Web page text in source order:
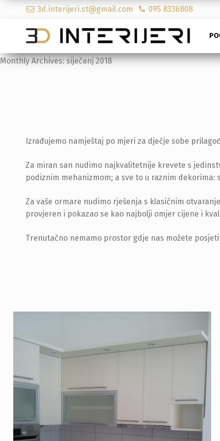
3d.interijeri.st@gmail.com 095 8336808
Monthly Archives:siječanj 2018
Izrađujemo namještaj po mjeri za dječje sobe
Za miran san nudimo najkvalitetnije krevete s
podiznim mehanizmom; a sve to u raznim
Za vaše ormare nudimo rješenja s klasičnim
provjeren i pokazao se kao najbolji omjer cijene i
Trenutačno nemamo prostor gdje nas možete
sa extra